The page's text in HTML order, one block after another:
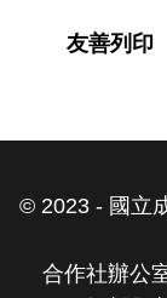
友善列印
© 2023 - 國立
合作社辦公